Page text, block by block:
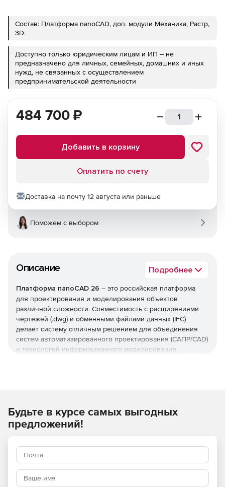
Состав: Платформа nanoCAD, доп. модули Механика, Растр,
3D.
Доступно только юридическим лицам и ИП – не
предназначено для личных, семейных, домашних и иных
нужд, не связанных с осуществлением
предпринимательской деятельности
Описание Подробнее
Платформа nanoCAD 26 – это российская платформа
для проектирования и моделирования объектов
различной сложности. Совместимость с расширениями
чертежей (.dwg) и обменными файлами данных (IFC)
делает систему отличным решением для объединения
систем автоматизированного проектирования (САПР/CAD)
и технологий информационного моделирования
Удобное расположение команд, простая логика
работы и совместимость с популярными САПР-
Поддерживается создание многовидовых блоков и
редактирование блоков с параметрами. Уникальные
применение пользовательских библиотек объектов и
484 700 ₽
Добавить в корзину
Оплатить по счету
Доставка на почту 12 августа или раньше
Поможем с выбором
Будьте в курсе самых выгодных
предложений!